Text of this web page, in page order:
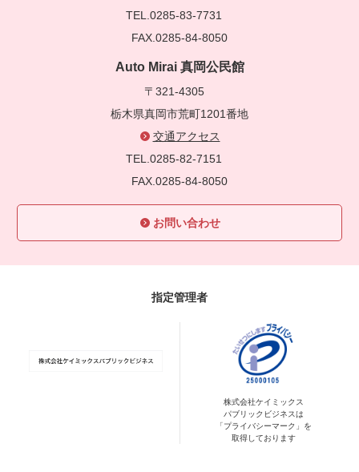
TEL.0285-83-7731
FAX.0285-84-8050
Auto Mirai 真岡公民館
〒321-4305
栃木県真岡市荒町1201番地
交通アクセス
TEL.0285-82-7151
FAX.0285-84-8050
お問い合わせ
指定管理者
株式会社ケイミックス
パブリックビジネスは
「プライバシーマーク」を
取得しております